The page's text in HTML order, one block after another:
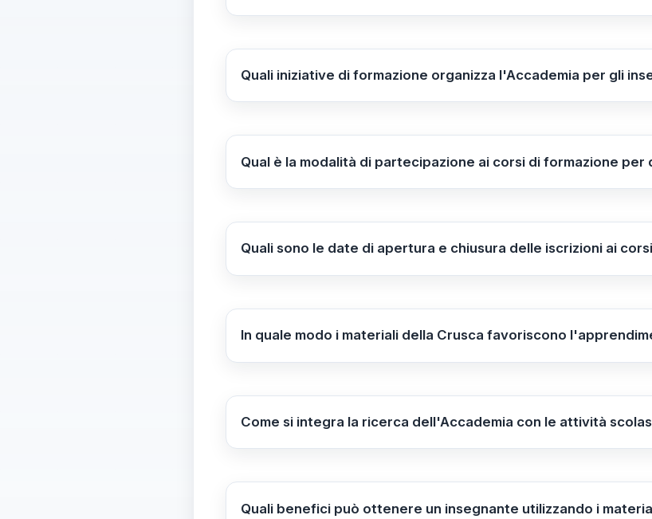
"Crusca Scuola" è una piattaforma interattiva accessibile online,
scolastico.
Quali iniziative di formazione organizza l'Accademia per gli
L'Accademia propone corsi di aggiornamento e formazione
Zoom.
Qual è la modalità di partecipazione ai corsi di formazione per
I corsi sono disponibili in modalità presenziale, riservati ai
Quali sono le date di apertura e chiusura delle iscrizioni ai
Le iscrizioni sono aperte dal15 settembre 2025al15 ottobre
In quale modo i materiali della Crusca favoriscono
Attraverso attività coinvolgenti, approfondimenti storici e risorse
Come si integra la ricerca dell'Accademia con le attività
L'Accademia supporta l'integrazione delle proprie risorse e
coinvolgente.
Quali benefici può ottenere un insegnante utilizzando i